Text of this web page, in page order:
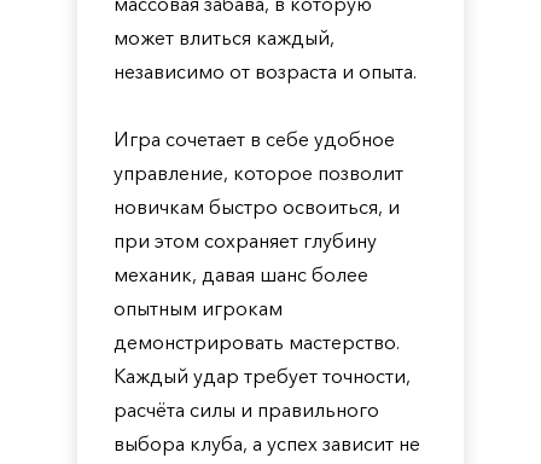
может влиться каждый,
независимо от возраста и опыта.
Игра сочетает в себе удобное
управление, которое позволит
новичкам быстро освоиться, и
при этом сохраняет глубину
механик, давая шанс более
опытным игрокам
демонстрировать мастерство.
Каждый удар требует точности,
расчёта силы и правильного
выбора клуба, а успех зависит не